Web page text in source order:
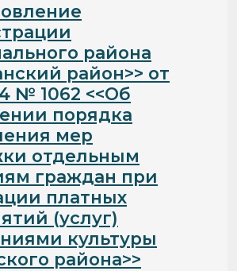
района
район>> от
№ 1062 <<Об
порядка
мер
отдельным
граждан при
платных
(услуг)
культуры
района>>